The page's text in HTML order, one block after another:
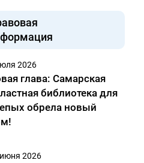
2026
глава: Самарская
библиотека для
обрела новый
2026